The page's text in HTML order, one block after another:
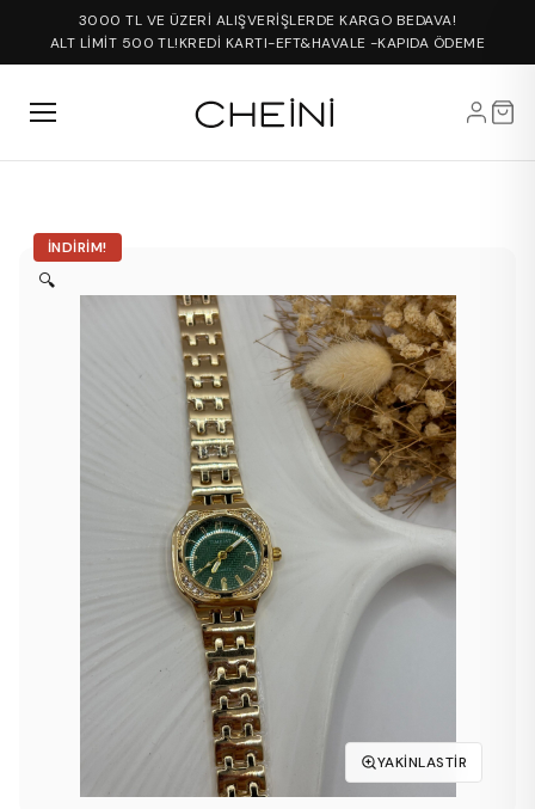
3000 TL VE ÜZERİ ALIŞVERİŞLERDE KARGO BEDAVA!
ALT LİMİT 500 TL!KREDİ KARTI-EFT&HAVALE -KAPIDA ÖDEME
İNDIRIM!
🔍
YAKINLASTIR